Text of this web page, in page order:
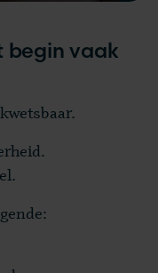
begin vaak